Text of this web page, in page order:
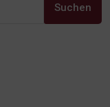
Suchen